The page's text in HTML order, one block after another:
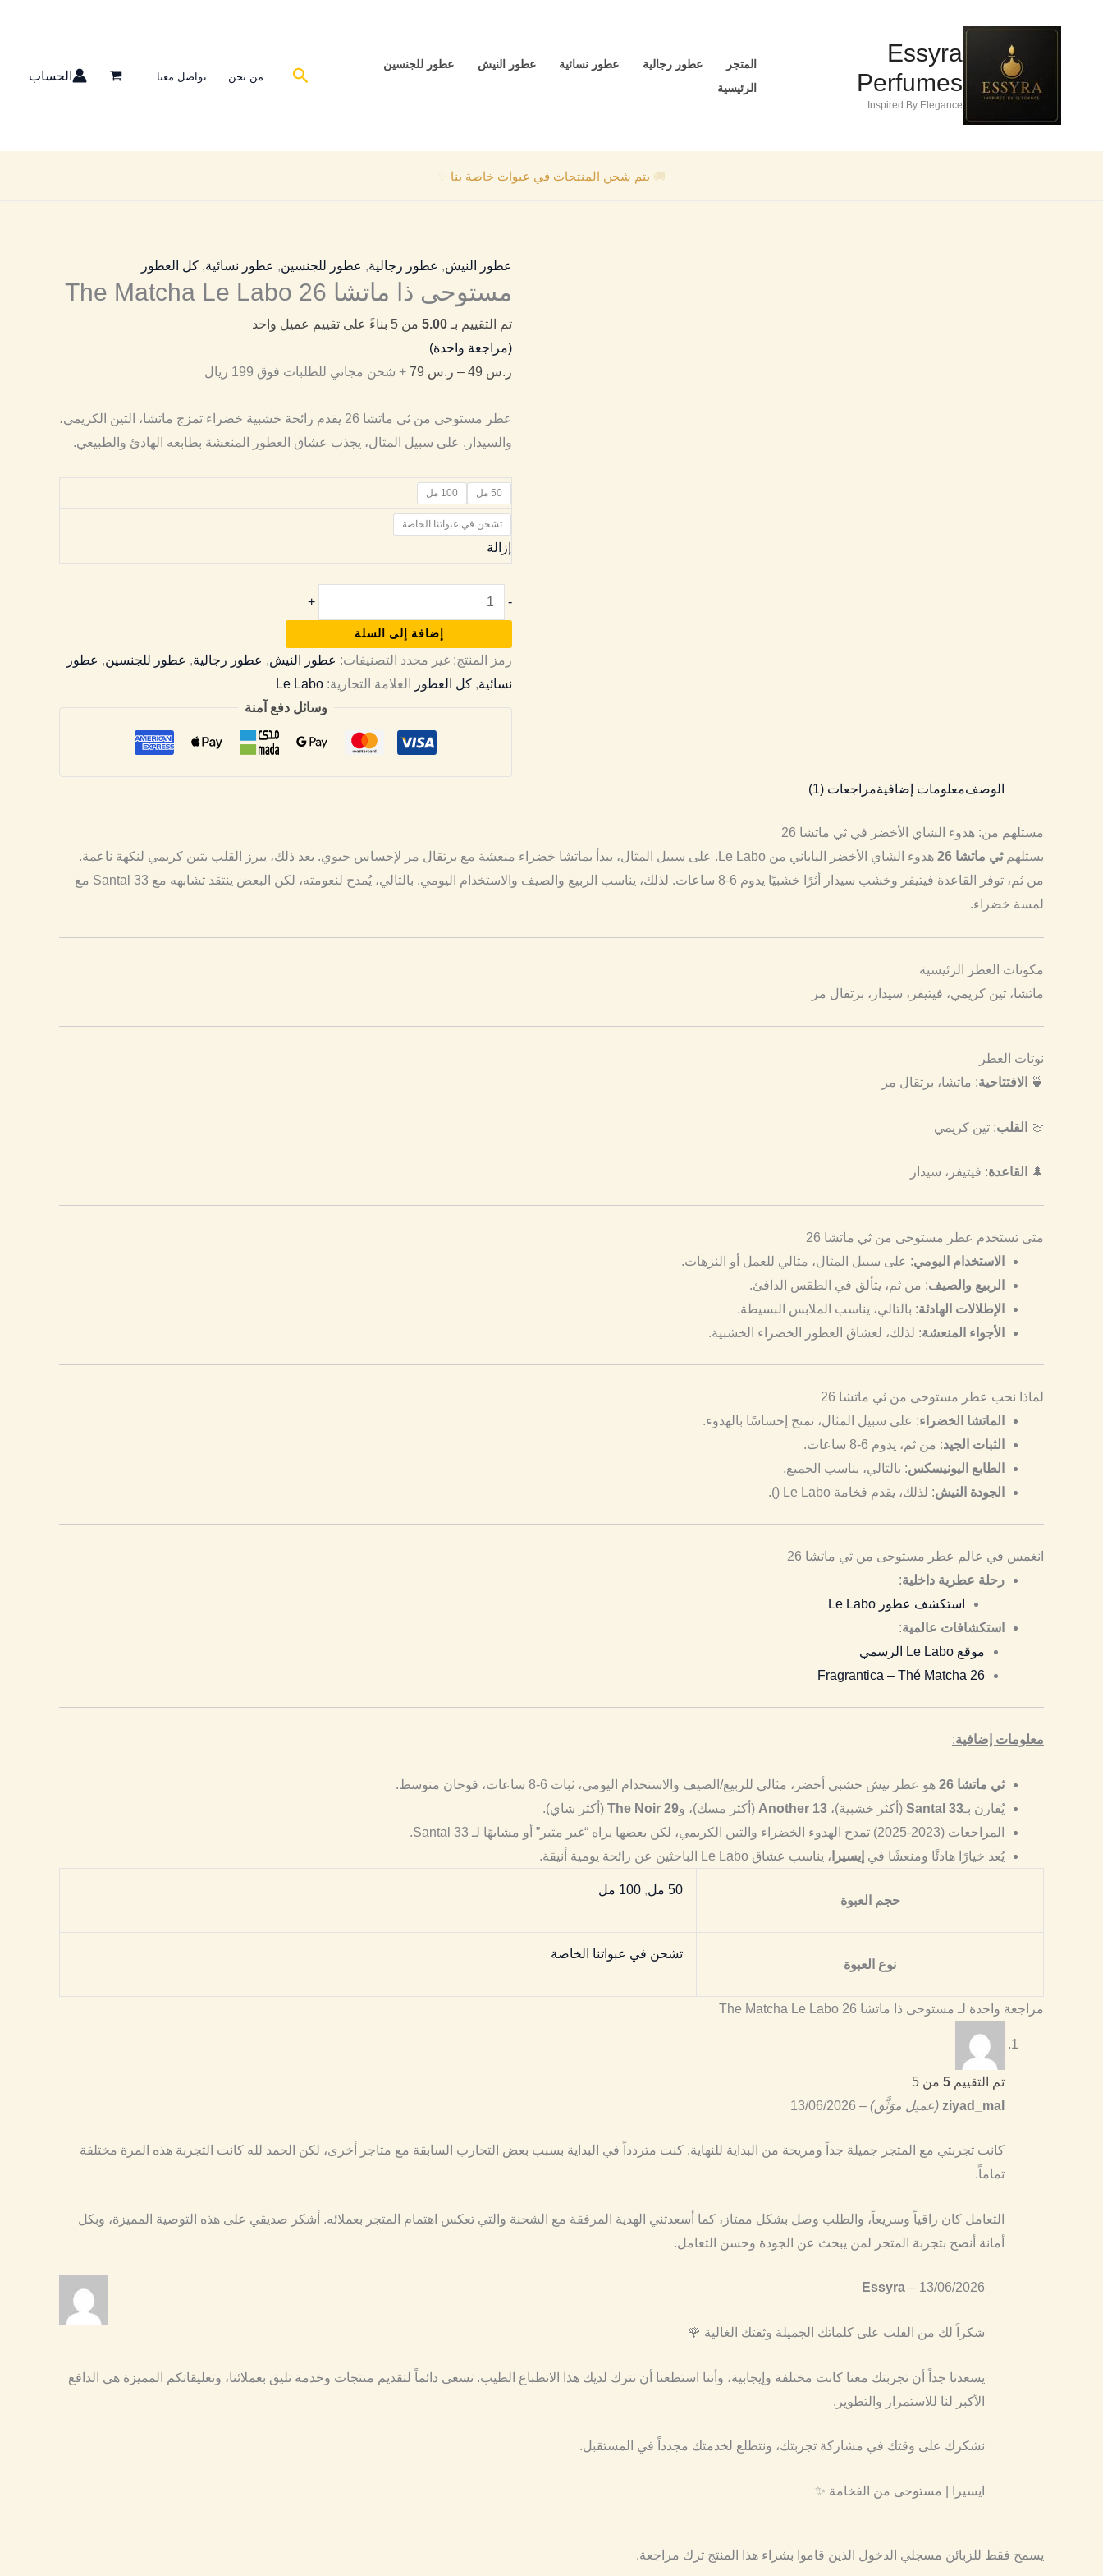
Essyra
Perfumes
Inspired By Elegance
المتجر عطور رجالية عطور نسائية عطور النيش
عطور للجنسين
الرئيسية
البحث من نحن تواصل معنا الحساب
🚚 يتم شحن المنتجات في عبوات خاصة بنا
تخفيضات!
عطور النيش, عطور رجالية, عطور للجنسين, عطور نسائية, كل العطور
مستوحى ذا ماتشا 26 The Matcha Le Labo
تم التقييم بـ 5.00 من 5 بناءً على تقييم عميل واحد
(مراجعة واحدة)
ر.س
– ر.س
من
+ شحن مجاني للطلبات فوق 199 ريال
عطر مستوحى من ثي ماتشا 26 يقدم رائحة خشبية خضراء تمزج ماتشا، التين الكريمي،
والسيدار. على سبيل المثال، يجذب عشاق العطور المنعشة بطابعه الهادئ والطبيعي.
50 مل 100 مل
تشحن في عبواتنا الخاصة
إزالة
-
ذا
Matcha
Le
+
إضافة إلى السلة
رمز المنتج: غير محدد التصنيفات: عطور النيش, عطور رجالية, عطور للجنسين, عطور
نسائية, كل العطور العلامة التجارية: Le Labo
وسائل دفع آمنة
الوصفمعلومات إضافيةمراجعات (1)
مستلهم من: هدوء الشاي الأخضر في ثي ماتشا 26
يستلهمثي ماتشا 26
هدوء الشاي الأخضر الياباني من Le Labo. على سبيل المثال، يبدأ بماتشا خضراء منعشة مع برتقال مر لإحساس حيوي. بعد ذلك، يبرز القلب بتين كريمي لنكهة ناعمة.
من ثم، توفر القاعدة فيتيفر وخشب سيدار أثرًا خشبيًا يدوم 6-8 ساعات. لذلك، يناسب الربيع والصيف والاستخدام اليومي. بالتالي، يُمدح لنعومته، لكن البعض ينتقد تشابهه مع Santal 33 مع
لمسة خضراء.
مكونات العطر الرئيسية
ماتشا، تين كريمي، فيتيفر، سيدار، برتقال مر
نوتات العطر
🍵
الافتتاحية: ماتشا، برتقال مر
🍈 القلب: تين كريمي
🌲 القاعدة: فيتيفر، سيدار
متى تستخدم عطر مستوحى من ثي ماتشا 26
الاستخدام اليومي: على سبيل المثال، مثالي للعمل أو النزهات.
الربيع والصيف: من ثم، يتألق في الطقس الدافئ.
الإطلالات الهادئة: بالتالي، يناسب الملابس البسيطة.
الأجواء المنعشة: لذلك، لعشاق العطور الخضراء الخشبية.
لماذا نحب عطر مستوحى من ثي ماتشا 26
الماتشا الخضراء: على سبيل المثال، تمنح إحساسًا بالهدوء.
الثبات الجيد: من ثم، يدوم 6-8 ساعات.
الطابع اليونيسكس: بالتالي، يناسب الجميع.
الجودة النيش: لذلك، يقدم فخامة Le Labo ().
انغمس في عالم عطر مستوحى من ثي ماتشا 26
رحلة عطرية داخلية:
استكشف عطور Le Labo
استكشافات عالمية:
موقع Le Labo الرسمي
Fragrantica – Thé Matcha 26
معلومات إضافية:
ثي ماتشا 26
هو عطر نيش خشبي أخضر، مثالي للربيع/الصيف والاستخدام اليومي، ثبات 6-8 ساعات، فوحان متوسط.
يُقارن بـSantal 33 (أكثر خشبية)، Another 13 (أكثر مسك)، وThe Noir 29 (أكثر شاي).
المراجعات (2023-2025) تمدح الهدوء الخضراء والتين الكريمي، لكن بعضها يراه “غير مثير” أو مشابهًا لـ Santal 33.
يُعد خيارًا هادئًا ومنعشًا في إيسيرا ، يناسب عشاق Le Labo الباحثين عن رائحة يومية أنيقة.
حجم العبوة
50 مل , 100 مل
نوع العبوة
تشحن في عبواتنا الخاصة
مراجعة واحدة لـ مستوحى ذا ماتشا 26 The Matcha Le Labo
تم التقييم 5 من 5
ziyad_mal (عميل موَثَّق) –
13/06/2026
كانت تجربتي مع المتجر جميلة جداً ومريحة من البداية للنهاية. كنت متردداً في البداية بسبب بعض التجارب السابقة مع متاجر أخرى، لكن الحمد لله كانت التجربة هذه المرة مختلفة
تماماً.
التعامل كان راقياً وسريعاً، والطلب وصل بشكل ممتاز، كما أسعدتني الهدية المرفقة مع الشحنة والتي تعكس اهتمام المتجر بعملائه. أشكر صديقي على هذه التوصية المميزة، وبكل
أمانة أنصح بتجربة المتجر لمن يبحث عن الجودة وحسن التعامل.
Essyra – 13/06/2026
شكراً لك من القلب على كلماتك الجميلة وثقتك الغالية 🌹
يسعدنا جداً أن تجربتك معنا كانت مختلفة وإيجابية، وأننا استطعنا أن نترك لديك هذا الانطباع الطيب. نسعى دائماً لتقديم منتجات وخدمة تليق بعملائنا، وتعليقاتكم المميزة هي الدافع
الأكبر لنا للاستمرار والتطوير.
نشكرك على وقتك في مشاركة تجربتك، ونتطلع لخدمتك مجدداً في المستقبل.
ايسيرا | مستوحى من الفخامة ✨
يسمح فقط للزبائن مسجلي الدخول الذين قاموا بشراء هذا المنتج ترك مراجعة.